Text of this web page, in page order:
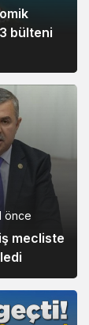
bülteni
önce
mecliste